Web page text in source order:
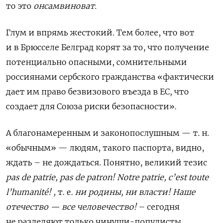
то это онсамвиноват.
Глум и впрямь жестокий. Тем более, что вот
и в Брюсселе Белград корят за то, что получение
потенциально опасными, сомнительными
россиянами сербского гражданства «фактически
дает им право безвизового въезда в ЕС, что
создает для Союза риски безопасности».
А благонамеренным и законопослушным — т. н.
«обычным» — людям, такого паспорта, видно,
ждать – не дождаться. Понятно, великий тезис
pas de patrie, pas de patron! Notre patrie, c’est toute
l’humanité! , т. е. ни родины, ни власти! Наше
отечество — все человечество! – сегодня